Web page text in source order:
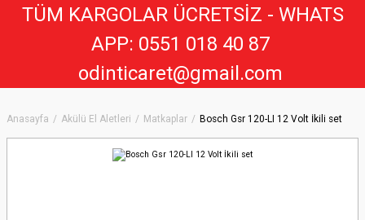
Anasayfa Akülü El Aletleri Matkaplar Bosch Gsr 120-LI 12 Volt İkili set
TÜM KARGOLAR ÜCRETSİZ - WHATS
APP: 0551 018 40 87
odinticaret@gmail.com